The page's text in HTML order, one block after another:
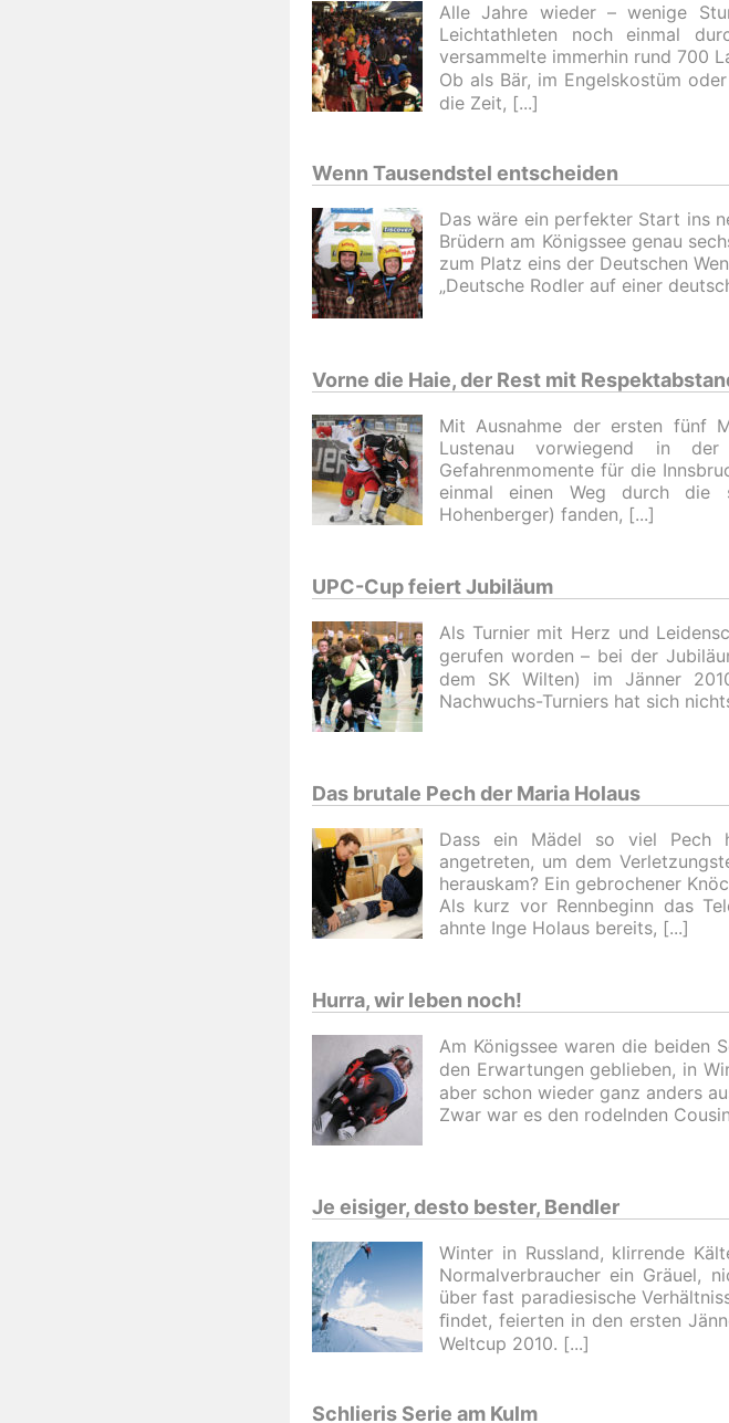
Alle Jahre wieder – wenige
Leichtathleten noch einmal
versammelte immerhin rund 700
Ob als Bär, im Engelskostüm
die Zeit,
Wenn Tausendstel entscheiden
Das wäre ein perfekter Start ins
Brüdern am Königssee genau
zum Platz eins der Deutschen
„Deutsche Rodler auf einer
Vorne die Haie, der Rest mit
Mit Ausnahme der ersten fünf
Lustenau vorwiegend in
Gefahrenmomente für die
einmal einen Weg durch die
Hohenberger) fanden,
UPC-Cup feiert Jubiläum
Als Turnier mit Herz und
gerufen worden – bei der
dem SK Wilten) im Jänner
Nachwuchs-Turniers hat sich
Das brutale Pech der Maria Holaus
Dass ein Mädel so viel Pech
angetreten, um dem
herauskam? Ein gebrochener
Als kurz vor Rennbeginn das
ahnte Inge Holaus bereits,
Hurra, wir leben noch!
Am Königssee waren die beiden
den Erwartungen geblieben, in
aber schon wieder ganz anders
Zwar war es den rodelnden
Je eisiger, desto bester, Bendler
Winter in Russland, klirrende
Normalverbraucher ein Gräuel,
über fast paradiesische
ﬁndet, feierten in den ersten
Weltcup 2010.
Schlieris Serie am Kulm